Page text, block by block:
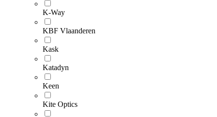
K-Way
KBF Vlaanderen
Kask
Katadyn
Keen
Kite Optics